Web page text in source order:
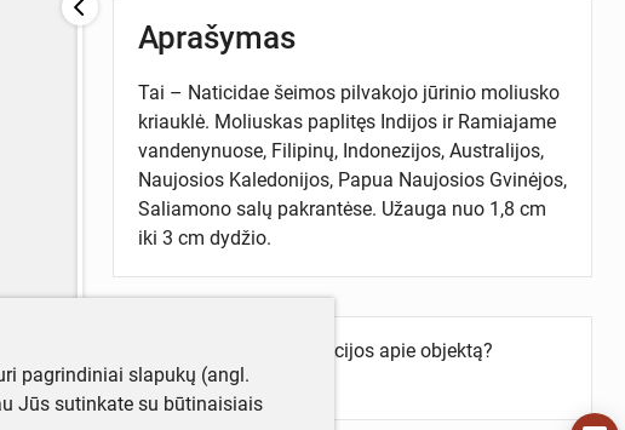
Aprašymas
Tai – Naticidae šeimos pilvakojo jūrinio moliusko
kriauklė. Moliuskas paplitęs Indijos ir Ramiajame
vandenynuose, Filipinų, Indonezijos, Australijos,
Naujosios Kaledonijos, Papua Naujosios Gvinėjos,
Saliamono salų pakrantėse. Užauga nuo 1,8 cm
iki 3 cm dydžio.
Turite daugiau informacijos apie objektą?
Parašykite mums!
pagrindiniai slapukų (angl.
Jūs sutinkate su būtinaisiais